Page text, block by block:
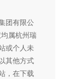
团有限公
属杭州瑞
或个人未
其他方式
，在下载